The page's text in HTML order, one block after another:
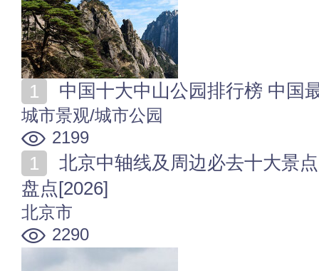
中国十大中山公园排行榜 中国最有名的十个
城市景观/城市公园
2199
盘点[2026]
北京市
2290